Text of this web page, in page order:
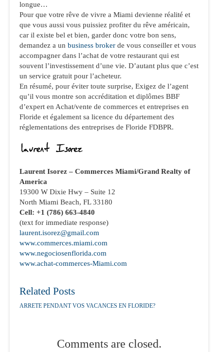
longue…
Pour que votre rêve de vivre a Miami devienne réalité et
que vous aussi vous puissiez profiter du rêve américain,
car il existe bel et bien, garder donc votre bon sens,
demandez a un business broker de vous conseiller et vous
accompagner dans l’achat de votre restaurant qui est
souvent l’investissement d’une vie. D’autant plus que c’est
un service gratuit pour l’acheteur.
En résumé, pour éviter toute surprise, Exigez de l’agent
qu’il vous montre son accréditation et diplômes BBF
d’expert en Achat/vente de commerces et entreprises en
Floride et également sa licence du département des
réglementations des entreprises de Floride FDBPR.
Laurent Isorez – Commerces Miami/Grand Realty of
America
19300 W Dixie Hwy – Suite 12
North Miami Beach, FL 33180
Cell: +1 (786) 663-4840
(text for immediate response)
laurent.isorez@gmail.com
www.commerces.miami.com
www.negociosenflorida.com
www.achat-commerces-Miami.com
Related Posts
ARRETE PENDANT VOS VACANCES EN FLORIDE?
Comments are closed.